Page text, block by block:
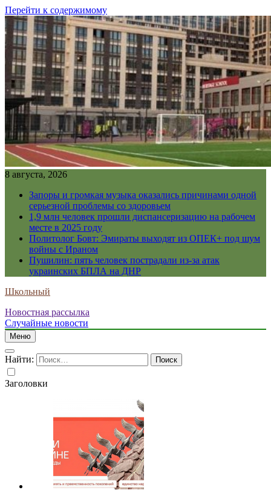
Перейти к содержимому
8 августа, 2026
Запоры и громкая музыка оказались причинами одной
серьезной проблемы со здоровьем
1,9 млн человек прошли диспансеризацию на рабочем
месте в 2025 году
Политолог Бовт: Эмираты выходят из ОПЕК+ под шум
войны с Ираном
Пушилин: пять человек пострадали из-за атак
украинских БПЛА на ДНР
Школьный
Новостная рассылка
Случайные новости
Меню
Найти:
Заголовки